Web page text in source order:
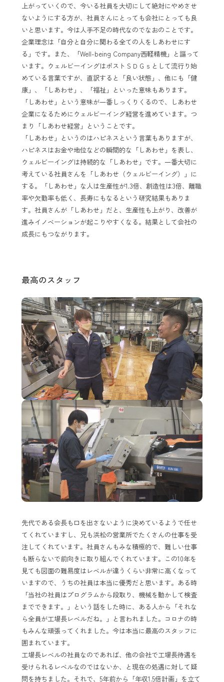
上がっていくので、今いる社員を大切にして絶対にやめさせ
ないようにする方が、社員さんにとっても会社にとっても良
いと思います。今は人手不足の時代なのでなおのことです。
企業理念は「自分と自分に関わる全ての人をしあわせにす
る」です。また、「Well-being Company西軽精機」と謳って
います。ウェルビーイングはポストＳＤＧｓとして流行り始
めている言葉ですが、直訳すると「良い状態」、他にも「健
康」、「しあわせ」、「福祉」といった意味もあります。
「しあわせ」という意味が一番しっくりくるので、しあわせ
企業になるためにウェルビーイング経営を進めています。つ
まり「しあわせ経営」ということです。
「しあわせ」というのはハピネスという言葉もありますが、
ハピネスはお金や地位などの瞬間的な「しあわせ」を表し、
ウェルビーイングは持続的な「しあわせ」です。一番大切に
考えている社員さんを「しあわせ（ウェルビーイング）」に
する。「しあわせ」な人は生産性が1.3倍、創造性は3倍、離職
率や欠勤率も低く、長寿にもなるという研究結果もありま
す。社員さんが「しあわせ」だと、生産性も上がり、改善が
進みイノベーションが起こりやすくなる。結果として会社の
成長にもつながります。
最高のスタッフ
先代である会長も口を出さないように決めているようで任せ
てくれていますし、兄も浜松の営業所でたくさんの仕事を受
注してくれています。社員さんもみな積極的で、難しい仕事
も断らないで前向きに取り組んでくれています。この10年を
見ても図面の難易度はレベルが違うくらい非常に高くなって
いますので、うちの社員は本当に優秀だと思います。ある時
「当社の社員はプログラムから段取り、機械を動かして検査
までできます。」という話をした時に、ある人から「それな
ら全員が工場長レベルだね。」と言われました。コロナの時
もみんな頑張ってくれました。今は本当に最高のスタッフに
囲まれています。
工場長レベルの社員なのであれば、他の会社で工場長待遇を
受けられるレベルなのではないか、と現在の処遇に対して疑
問を持ちました。それで、5年前から「年収1.5倍計画」を立て